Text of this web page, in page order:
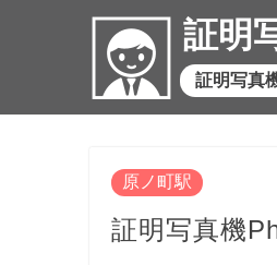
証明
証明写真
原ノ町駅
証明写真機